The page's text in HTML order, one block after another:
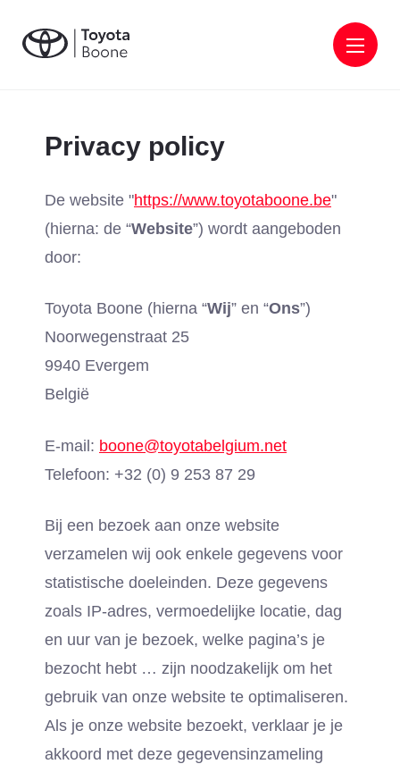
Privacy policy
De website "https://www.toyotaboone.be"
(hierna: de “Website”) wordt aangeboden
door:
Toyota Boone (hierna “Wij” en “Ons”)
Noorwegenstraat 25
9940 Evergem
België
E-mail: boone@toyotabelgium.net
Telefoon: +32 (0) 9 253 87 29
Bij een bezoek aan onze website
verzamelen wij ook enkele gegevens voor
statistische doeleinden. Deze gegevens
zoals IP-adres, vermoedelijke locatie, dag
en uur van je bezoek, welke pagina’s je
bezocht hebt … zijn noodzakelijk om het
gebruik van onze website te optimaliseren.
Als je onze website bezoekt, verklaar je je
akkoord met deze gegevensinzameling